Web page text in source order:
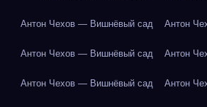
Антон Чехов — Вишнёвый сад Антон
Антон Чехов — Вишнёвый сад Антон
Антон Чехов — Вишнёвый сад Антон